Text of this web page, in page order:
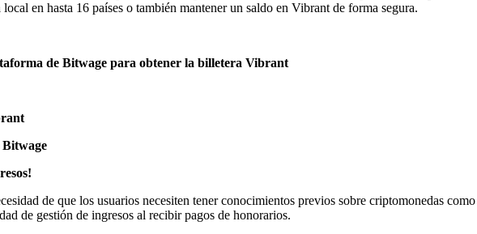
en hasta 16 países o también mantener un saldo en Vibrant de forma segura.
de Bitwage para obtener la billetera Vibrant
de que los usuarios necesiten tener conocimientos previos sobre criptomonedas
de gestión de ingresos al recibir pagos de honorarios.